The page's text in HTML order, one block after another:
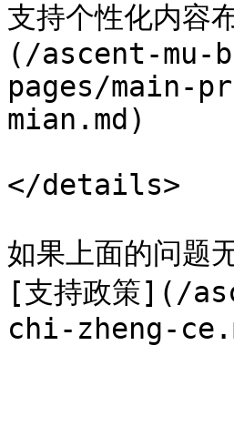
支持个性化内容
(/ascent-mu-
pages/main-
mian.md)
</details>
如果上面的问题
[支持政策](/